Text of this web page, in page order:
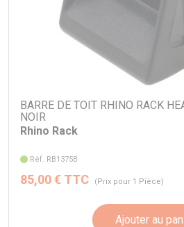
BARRE DE TOIT RHINO RACK
NOIR
Rhino Rack
Réf. RB1375B
85,00 € TTC (Prix pour 1 Pièce)
Ajouter au